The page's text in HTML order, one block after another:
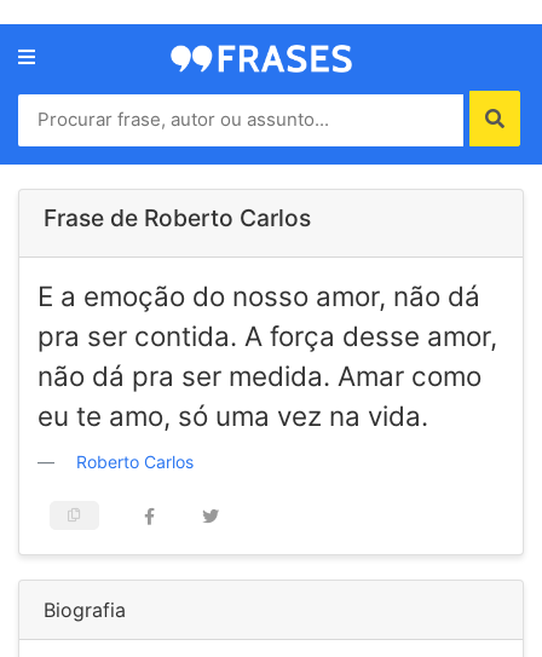
Menu
Home
Autores
de
Contato
Frase de Roberto Carlos
E a emoção do nosso amor, não dá
pra ser contida. A força desse amor,
não dá pra ser medida. Amar como
eu te amo, só uma vez na vida.
Roberto Carlos
Biografia